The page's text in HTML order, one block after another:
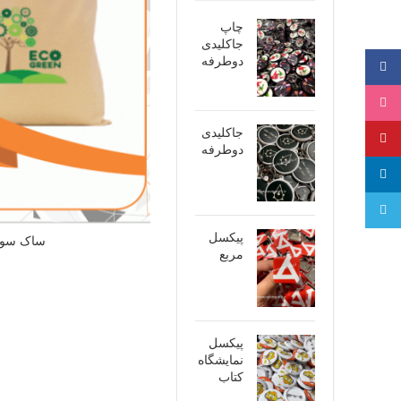
ساک
چاپ
جاکلیدی
دوطرفه
جاکلیدی
دوطرفه
پیکسل
مربع
پیکسل
نمایشگاه
کتاب
فیسبوک
اینستاگرام
پینترست
لینکدین
تلگرام